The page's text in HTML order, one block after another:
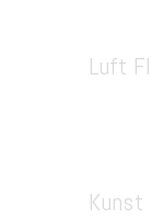
Luft
Kunst